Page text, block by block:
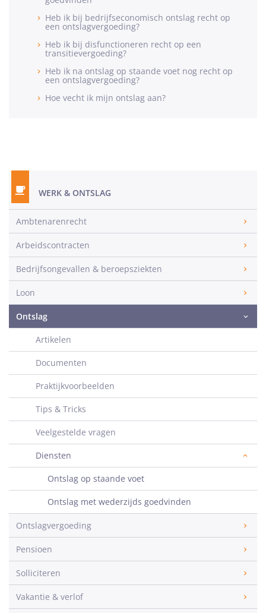
Heb ik bij bedrijfseconomisch ontslag recht op
een ontslagvergoeding?
Heb ik bij disfunctioneren recht op een
transitievergoeding?
Heb ik na ontslag op staande voet nog recht op
een ontslagvergoeding?
Hoe vecht ik mijn ontslag aan?
WERK & ONTSLAG
Ambtenarenrecht
Arbeidscontracten
Bedrijfsongevallen & beroepsziekten
Loon
Ontslag
Artikelen
Documenten
Praktijkvoorbeelden
Tips & Tricks
Veelgestelde vragen
Diensten
Ontslag op staande voet
Ontslag met wederzijds goedvinden
Ontslagvergoeding
Pensioen
Solliciteren
Vakantie & verlof